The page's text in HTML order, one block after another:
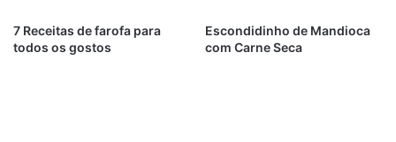
7 Receitas de farofa para
todos os gostos
Escondidinho de Mandioca
com Carne Seca